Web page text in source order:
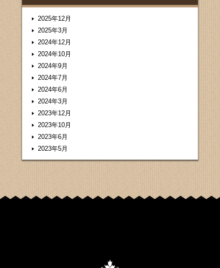
2025年12月
2025年3月
2024年12月
2024年10月
2024年9月
2024年7月
2024年6月
2024年3月
2023年12月
2023年10月
2023年6月
2023年5月